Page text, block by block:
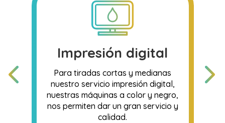
Impresión digital
Para tiradas cortas y medianas
nuestro servicio impresión digital,
nuestras máquinas a color y negro,
nos permiten dar un gran servicio y
calidad.